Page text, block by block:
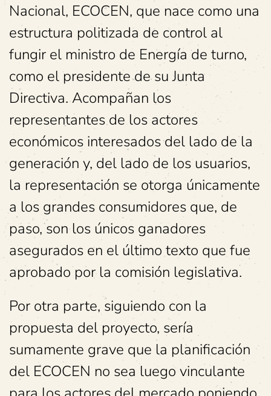
Nacional, ECOCEN, que nace como una
estructura politizada de control al
fungir el ministro de Energía de turno,
como el presidente de su Junta
Directiva. Acompañan los
representantes de los actores
económicos interesados del lado de la
generación y, del lado de los usuarios,
la representación se otorga únicamente
a los grandes consumidores que, de
paso, son los únicos ganadores
asegurados en el último texto que fue
aprobado por la comisión legislativa.
Por otra parte, siguiendo con la
propuesta del proyecto, sería
sumamente grave que la planificación
del ECOCEN no sea luego vinculante